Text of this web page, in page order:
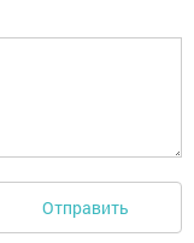
Отправить